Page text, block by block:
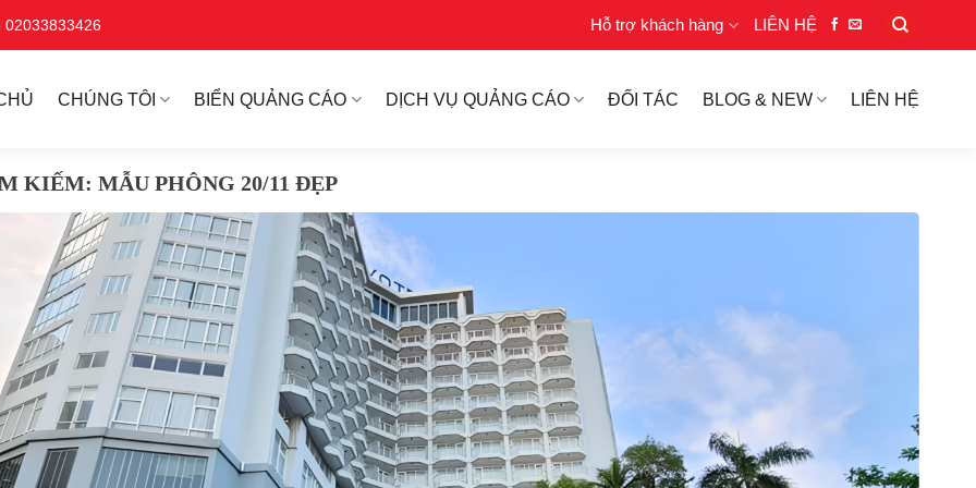
02033833426 Hỗ trợ khách hàng LIÊN HỆ
CHÚNG TÔI BIỂN QUẢNG CÁO DỊCH VỤ QUẢNG CÁO ĐỐI TÁC BLOG & NEW LIÊN HỆ
KIẾM: MẪU PHÔNG 20/11 ĐẸP